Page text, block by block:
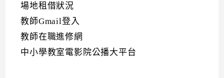
場地租借狀況
教師Gmail登入
教師在職進修網
中小學教室電影院公播大平台